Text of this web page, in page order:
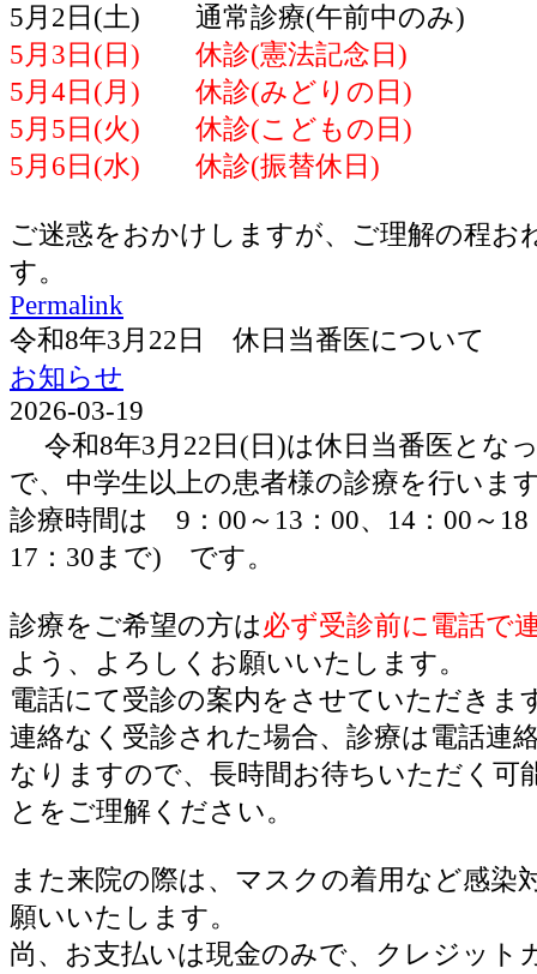
5月2日(土) 通常診療(午前中のみ)
5月3日(日) 休診(憲法記念日)
5月4日(月) 休診(みどりの日)
5月5日(火) 休診(こどもの日)
5月6日(水) 休診(振替休日)
ご迷惑をおかけしますが、ご理解の程お
す。
Permalink
令和8年3月22日 休日当番医について
お知らせ
2026-03-19
令和8年3月22日(日)は休日当番医とな
で、中学生以上の患者様の診療を行いま
診療時間は 9：00～13：00、14：00～
17：30まで) です。
診療をご希望の方は必ず受診前に電話で
よう、よろしくお願いいたします。
電話にて受診の案内をさせていただきま
連絡なく受診された場合、診療は電話連
なりますので、長時間お待ちいただく可
とをご理解ください。
また来院の際は、マスクの着用など感染
願いいたします。
尚、お支払いは現金のみで、クレジット